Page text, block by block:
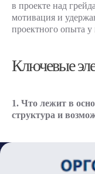
в проекте над
мотивация и
проектного опыта
Ключевые
1. Что лежит в
структура и